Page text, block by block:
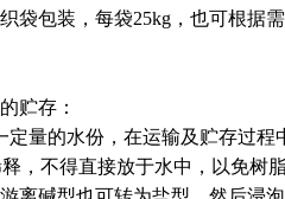
袋包装，每袋25kg，也可根据
贮存：
定量的水份，在运输及贮存过
释，不得直接放于水中，以免